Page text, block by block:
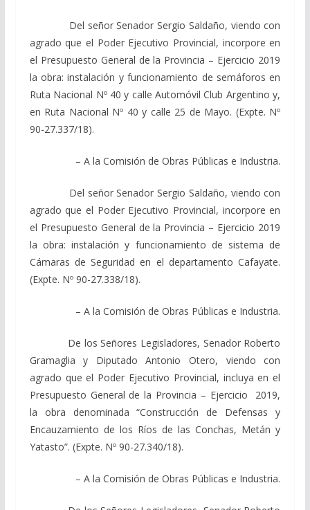
Del señor Senador Sergio Saldaño, viendo con
agrado que el Poder Ejecutivo Provincial, incorpore en
el Presupuesto General de la Provincia – Ejercicio 2019
la obra: instalación y funcionamiento de semáforos en
Ruta Nacional Nº 40 y calle Automóvil Club Argentino y,
en Ruta Nacional Nº 40 y calle 25 de Mayo. (Expte. Nº
90-27.337/18).
– A la Comisión de Obras Públicas e Industria.
Del señor Senador Sergio Saldaño, viendo con
agrado que el Poder Ejecutivo Provincial, incorpore en
el Presupuesto General de la Provincia – Ejercicio 2019
la obra: instalación y funcionamiento de sistema de
Cámaras de Seguridad en el departamento Cafayate.
(Expte. Nº 90-27.338/18).
– A la Comisión de Obras Públicas e Industria.
De los Señores Legisladores, Senador Roberto
Gramaglia y Diputado Antonio Otero, viendo con
agrado que el Poder Ejecutivo Provincial, incluya en el
Presupuesto General de la Provincia – Ejercicio 2019,
la obra denominada “Construcción de Defensas y
Encauzamiento de los Ríos de las Conchas, Metán y
Yatasto”. (Expte. Nº 90-27.340/18).
– A la Comisión de Obras Públicas e Industria.